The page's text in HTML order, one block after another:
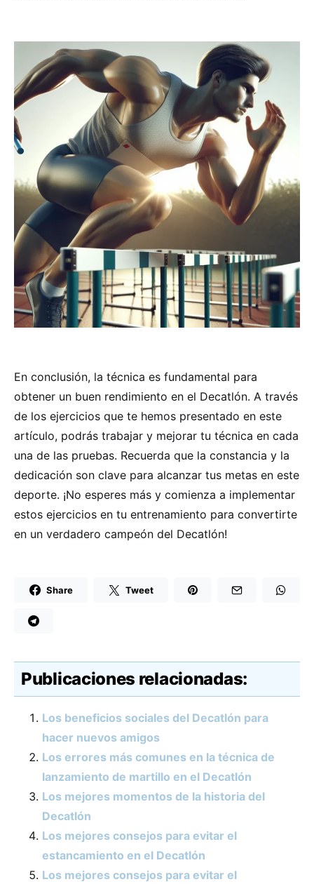
En conclusión, la técnica es fundamental para
obtener un buen rendimiento en el Decatlón. A través
de los ejercicios que te hemos presentado en este
artículo, podrás trabajar y mejorar tu técnica en cada
una de las pruebas. Recuerda que la constancia y la
dedicación son clave para alcanzar tus metas en este
deporte. ¡No esperes más y comienza a implementar
estos ejercicios en tu entrenamiento para convertirte
en un verdadero campeón del Decatlón!
Share Tweet
Publicaciones relacionadas:
Los beneficios sociales del Decatlón para
hacer nuevos amigos
Los errores más comunes en la técnica de
lanzamiento de martillo en el Decatlón
Los mejores momentos de la historia del
Decatlón
Los mejores consejos para evitar el
estancamiento en el Decatlón
Los mejores consejos para evitar el